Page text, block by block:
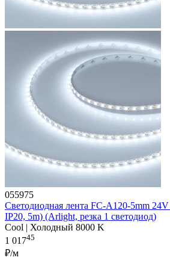
055975
Светодиодная лента FC-A120-5mm
IP20, 5m) (Arlight, резка 1 светодиод)
Cool | Холодный 8000 K
1 01745
₽/м